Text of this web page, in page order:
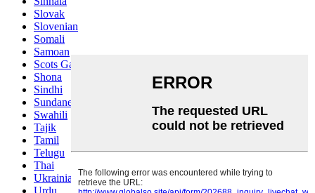
Slovak
Slovenian
Somali
Samoan
Scots Gaelic
Shona
Sindhi
Sundanese
Swahili
Tajik
Tamil
Telugu
Thai
Ukrainian
Urdu